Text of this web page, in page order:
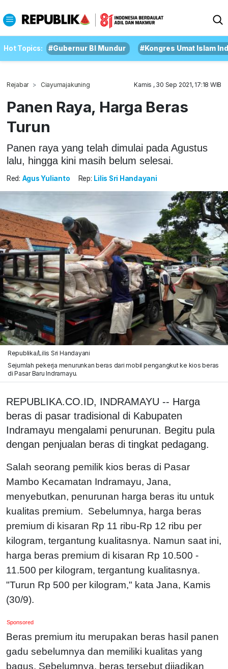
Hot Topics: #Gubernur BI Mundur #Kongres Umat Islam
Rejabar Ciayumajakuning Kamis , 30 Sep 2021, 17:18 WIB
Panen Raya, Harga Beras
Turun
Panen raya yang telah dimulai pada Agustus
lalu, hingga kini masih belum selesai.
Red: Agus Yulianto Rep: Lilis Sri Handayani
Republika/Lilis Sri Handayani
Sejumlah pekerja menurunkan beras dari mobil pengangkut ke kios beras
di Pasar Baru Indramayu.
REPUBLIKA.CO.ID, INDRAMAYU -- Harga
beras di pasar tradisional di Kabupaten
Indramayu mengalami penurunan. Begitu pula
dengan penjualan beras di tingkat pedagang.
Salah seorang pemilik kios beras di Pasar
Mambo Kecamatan Indramayu, Jana,
menyebutkan, penurunan harga beras itu untuk
kualitas premium. Sebelumnya, harga beras
premium di kisaran Rp 11 ribu-Rp 12 ribu per
kilogram, tergantung kualitasnya. Namun saat ini,
harga beras premium di kisaran Rp 10.500 -
11.500 per kilogram, tergantung kualitasnya.
"Turun Rp 500 per kilogram," kata Jana, Kamis
(30/9).
Sponsored
Beras premium itu merupakan beras hasil panen
gadu sebelumnya dan memiliki kualitas yang
bagus. Sebelumnya, beras tersebut dijadikan